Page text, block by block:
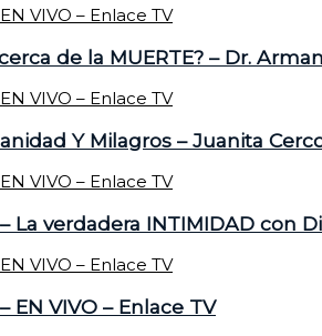
de la MUERTE? – Dr.
Y Milagros – Juanita
La verdadera INTIMIDAD con
VIVO – Enlace TV